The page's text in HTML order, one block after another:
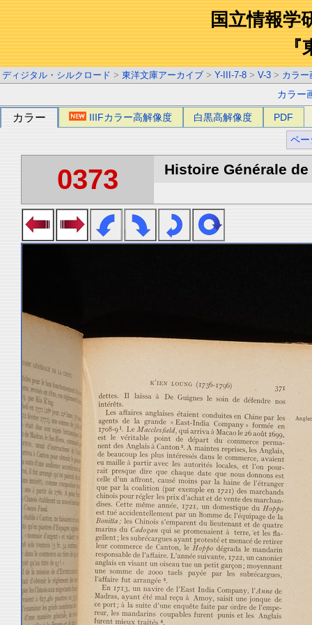
国立情報学
『
ディジタル・シルクロード > 東洋文庫アーカイブ > Y-III-7-8 > V-3 > カラー
カラー
カラー IIIFカラー高解像度 白黒高解像度 PDF
ペー
0373 Histoire Générale